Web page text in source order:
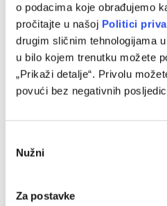
o podacima koje obrađujemo
pročitajte u našoj Politici
drugim sličnim tehnologijama
u bilo kojem trenutku možete
„Prikaži detalje“. Privolu
povući bez negativnih
Selection
Nužni
Za postavke